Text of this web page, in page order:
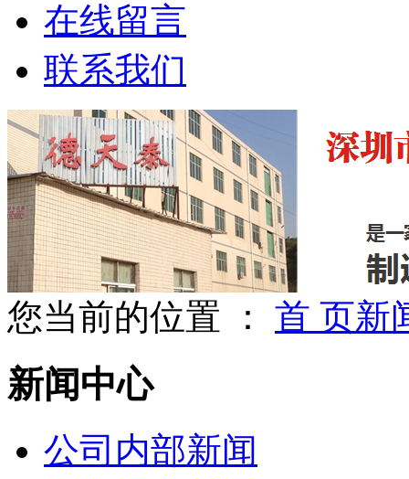
在线留言
联系我们
您当前的位置 ： 首 页新
新闻中心
公司内部新闻